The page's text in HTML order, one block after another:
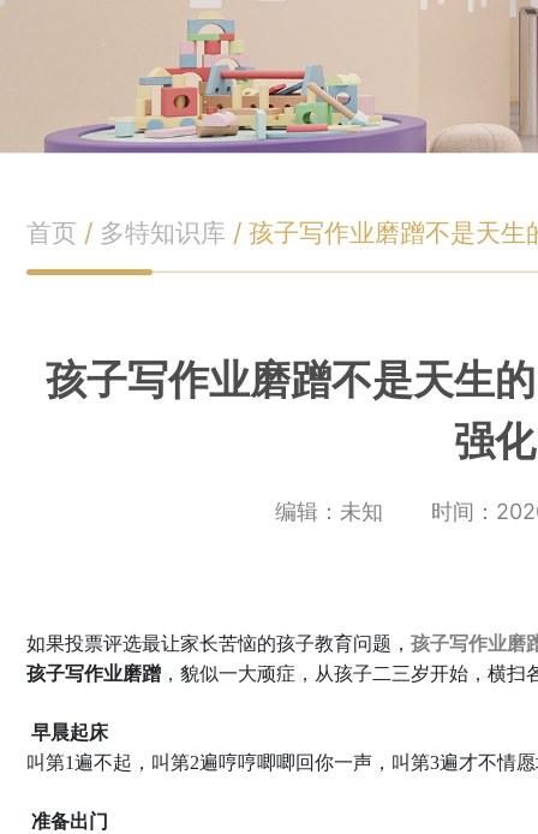
首页 / 多特知识库 /孩子写作业磨蹭不是天
孩子写作业磨蹭不是天生
强化
编辑：未知 时间：
如果投票评选最让家长苦恼的孩子教育问题，孩子写作业磨
孩子写作业磨蹭 ，貌似一大顽症，从孩子二三岁开始，横扫
早晨起床
叫第1遍不起，叫第2遍哼哼唧唧回你一声，叫第3遍才不情
准备出门